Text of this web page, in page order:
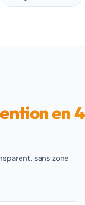
en 4
sans zone